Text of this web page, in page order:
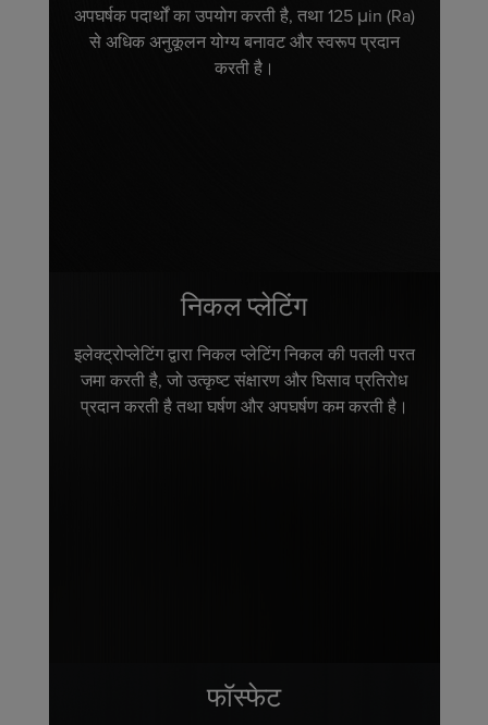
अपघर्षक पदार्थों का उपयोग करती है, तथा 125 μin (Ra)
से अधिक अनुकूलन योग्य बनावट और स्वरूप प्रदान
करती है।
निकल प्लेटिंग
इलेक्ट्रोप्लेटिंग द्वारा निकल प्लेटिंग निकल की पतली परत
जमा करती है, जो उत्कृष्ट संक्षारण और घिसाव प्रतिरोध
प्रदान करती है तथा घर्षण और अपघर्षण कम करती है।
फॉस्फेट